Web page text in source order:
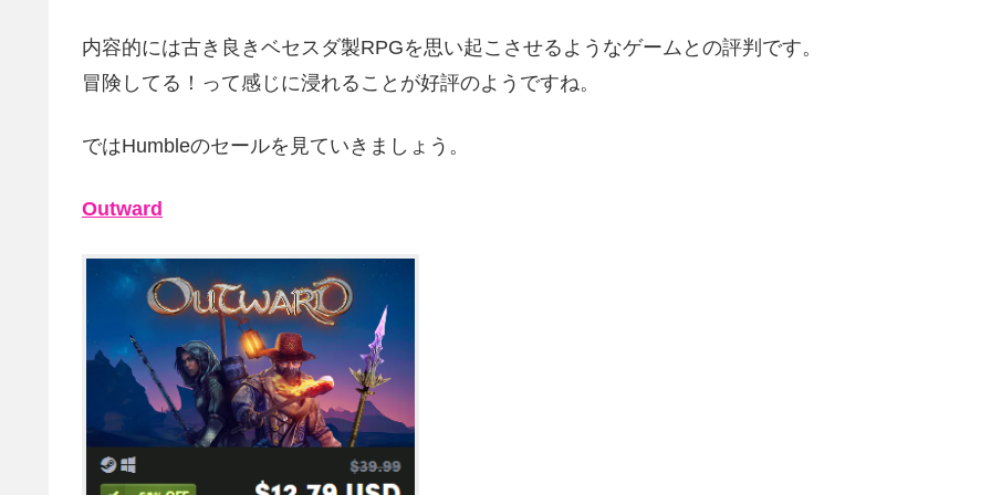
内容的には古き良きベセスダ製RPGを思い起こさせるようなゲームとの評判です。
冒険してる！って感じに浸れることが好評のようですね。
ではHumbleのセールを見ていきましょう。
Outward